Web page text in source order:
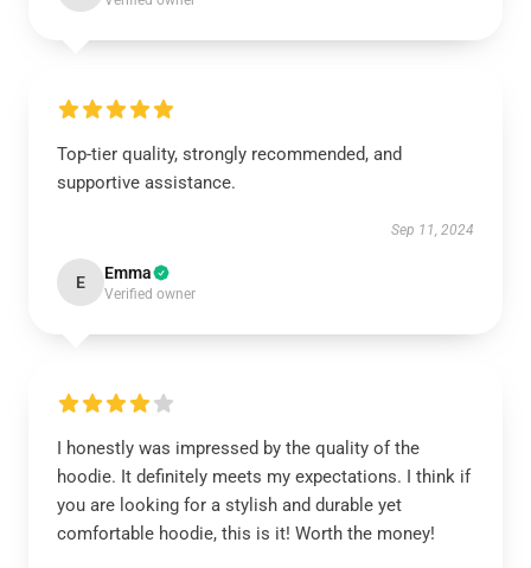
Top-tier quality, strongly recommended, and
supportive assistance.
Sep 11, 2024
E Emma
Verified owner
I honestly was impressed by the quality of the
hoodie. It definitely meets my expectations. I think if
you are looking for a stylish and durable yet
comfortable hoodie, this is it! Worth the money!